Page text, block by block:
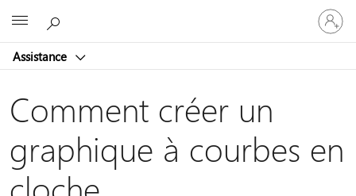
Assistance
vous
à
compte
Comment créer un
graphique à courbes en